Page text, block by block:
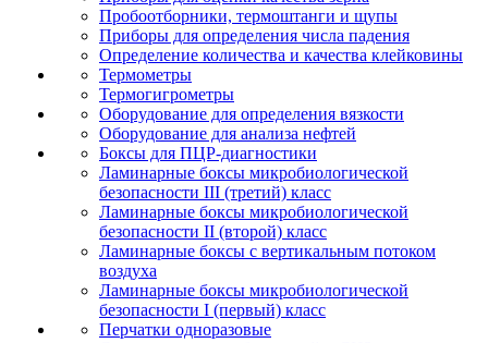
Пробоотборники, термоштанги и щупы
Приборы для определения числа падения
Определение количества и качества клейковины
Термометры
Термогигрометры
Оборудование для определения вязкости
Оборудование для анализа нефтей
Боксы для ПЦР-диагностики
Ламинарные боксы микробиологической
безопасности III (третий) класс
Ламинарные боксы микробиологической
безопасности II (второй) класс
Ламинарные боксы с вертикальным потоком
воздуха
Ламинарные боксы микробиологической
безопасности I (первый) класс
Перчатки одноразовые